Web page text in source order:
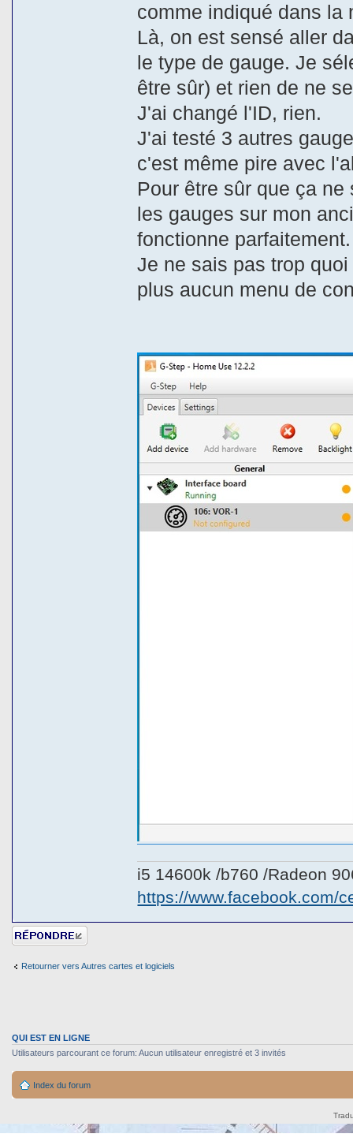
comme indiqué dans la
Là, on est sensé aller
le type de gauge. Je
être sûr) et rien de ne
J'ai changé l'ID, rien.
J'ai testé 3 autres
c'est même pire avec
Pour être sûr que ça
les gauges sur mon
fonctionne parfaitement.
Je ne sais pas trop
plus aucun menu de
i5 14600k /b760 /Radeon
https://www.facebook.com/
Répondre
Retourner vers Autres cartes et logiciels
QUI EST EN LIGNE
Utilisateurs parcourant ce forum: Aucun utilisateur enregistré et 3 invités
Index du forum